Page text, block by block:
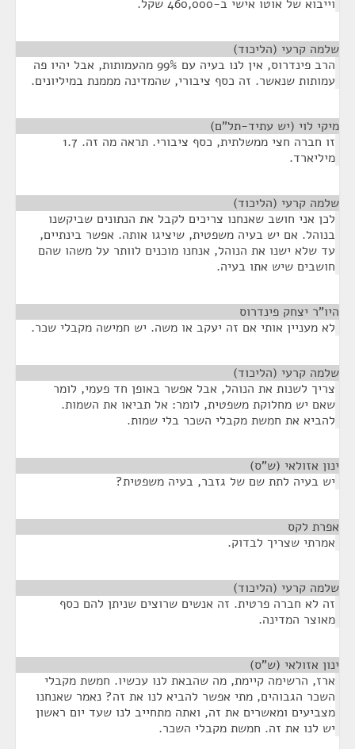
וייבוא של אוטו אישי ב-460,000 שקל.
שלמה קרעי (הליכוד)
הרב פינדרוס, אין לנו בעיה עם 99% מהעמותות, אבל יהיו פה
עמותות שנאשר. זה כסף ציבורי, שהמדינה מממנת במיליונים.
מיקי לוי (יש עתיד-תל"ם)
זו חברה חצי ממשלתית, כסף ציבורי. תראה מה זה. 1.7
מיליארד.
שלמה קרעי (הליכוד)
לכן אני חושב שאנחנו צריכים לקבל את הנתונים שביקשנו
בנוהל. אם יש בעיה משפטית, שיציגו אותה. אפשר בינתיים,
עד שלא ישנו את הנוהל, אנחנו מוכנים לוותר על משהו שהם
חושבים שיש אתו בעיה.
היו"ר יצחק פינדרוס
לא מעניין אותי אם זה יעקב או משה. יש חמישה מקבלי שכר.
שלמה קרעי (הליכוד)
צריך לשנות את הנוהל, אבל אפשר באופן חד פעמי, לומר
שאם יש מחלוקת משפטית, לומר: אל תביאו את השמות.
להביא את חמשת מקבלי השכר בלי שמות.
ינון אזולאי (ש"ס)
יש בעיה לתת שם של גזבר, בעיה משפטית?
אפרת לקס
אמרתי שצריך לבדוק.
שלמה קרעי (הליכוד)
זה לא חברה פרטית. זה אנשים שרוצים שניתן להם כסף
מאוצר המדינה.
ינון אזולאי (ש"ס)
ארז, הרשימה קיימת, מה שהבאת לנו עכשיו. חמשת מקבלי
השכר הגבוהים, מתי אפשר להביא לנו את זה? נאמר שאנחנו
מצביעים ומאשרים את זה, ואתה מתחייב לנו שעד יום ראשון
יש לנו את זה. חמשת מקבלי השכר.